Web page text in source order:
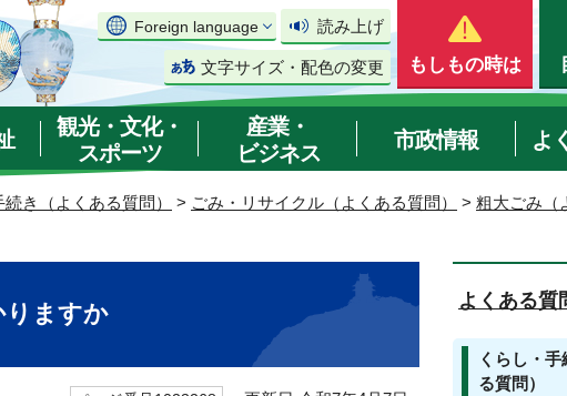
Foreign language 読み上げ
文字サイズ・配色の変更 もしもの時は
観光・文化・
スポーツ
産業・
ビジネス
市政情報 よ
続き（よくある質問） > ごみ・リサイクル（よくある質問） > 粗大ごみ（
りますか よくある質
くらし・
る質問）